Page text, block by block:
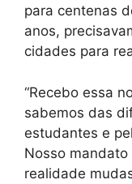
para centenas
anos,
cidades para
“Recebo essa
sabemos das
estudantes e
Nosso
realidade